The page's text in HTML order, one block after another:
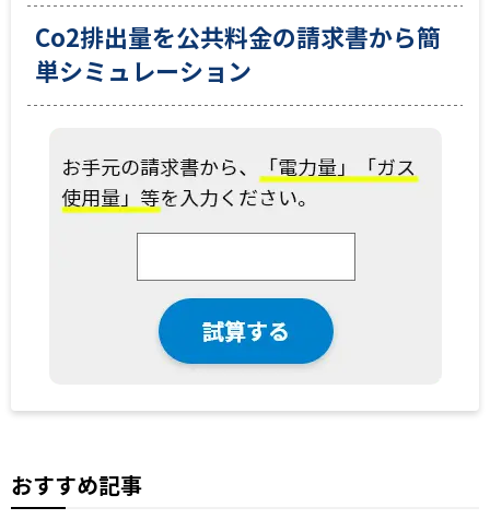
Co2排出量を公共料金の請求書から簡
単シミュレーション
おすすめ記事